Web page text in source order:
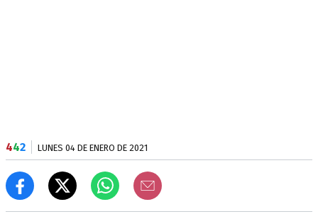
442 LUNES 04 DE ENERO DE 2021